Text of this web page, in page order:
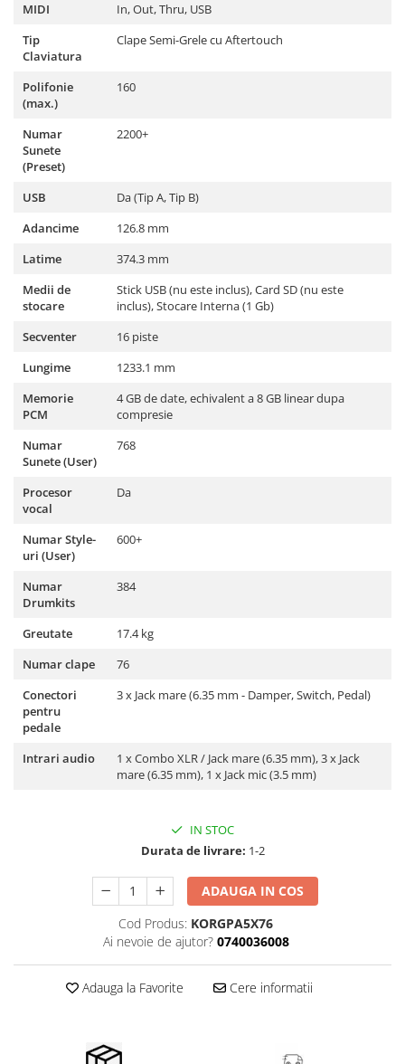
Android
Microfoane pt Camere Video
Microfoane pt instalatii si
Microfoane Ribbon
Microfoane Suspendabile
Microfoane wireless si sisteme
Stative de microfon
Accesorii de rack
Accesorii echipamente de studio
Clape MIDI
Controllere MIDI - USB DAW
Controllere monitoare de studio
Interfete audio
Microfoane de studio
Pop filtre
Protectii antifonice pentru urechi
Recordere de studio
Standuri si stative de monitoare
Subwoofere de studio
Tratament acustic
Lumini si efecte
Accesorii pentru lumini
Efecte de lumini
Mixere DMX
MIDI
In, Out, Thru, USB
Tip
Claviatura
Clape Semi-Grele cu Aftertouch
Polifonie
(max.)
160
Numar
Sunete
(Preset)
2200+
USB
Da (Tip A, Tip B)
Adancime
126.8 mm
Latime
374.3 mm
Medii de
stocare
Stick USB (nu este inclus), Card SD (nu este
inclus), Stocare Interna (1 Gb)
Secventer
16 piste
Lungime
1233.1 mm
Memorie
PCM
4 GB de date, echivalent a 8 GB linear dupa
compresie
Numar
Sunete (User)
768
Procesor
vocal
Da
Numar Style-
uri (User)
600+
Numar
Drumkits
384
Greutate
17.4 kg
Numar clape
76
Conectori
pentru
pedale
3 x Jack mare (6.35 mm - Damper, Switch, Pedal)
Intrari audio
1 x Combo XLR / Jack mare (6.35 mm), 3 x Jack
mare (6.35 mm), 1 x Jack mic (3.5 mm)
IN STOC
Durata de livrare: 1-2
ADAUGA IN COS
Cod Produs: KORGPA5X76
Ai nevoie de ajutor? 0740036008
Adauga la Favorite Cere informatii